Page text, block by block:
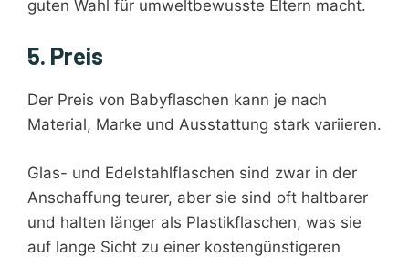
guten Wahl für umweltbewusste Eltern macht.
5. Preis
Der Preis von Babyflaschen kann je nach
Material, Marke und Ausstattung stark variieren.
Glas- und Edelstahlflaschen sind zwar in der
Anschaffung teurer, aber sie sind oft haltbarer
und halten länger als Plastikflaschen, was sie
auf lange Sicht zu einer kostengünstigeren